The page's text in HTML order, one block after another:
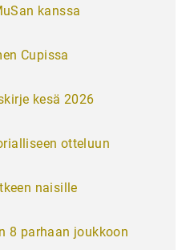
kanssa
Cupissa
kesä 2026
otteluun
naisille
8 parhaan joukkoon